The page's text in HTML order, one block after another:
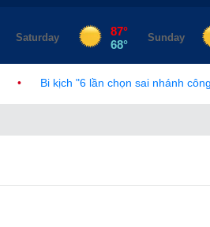
chọn sai nhánh công nghệ" của Nhật